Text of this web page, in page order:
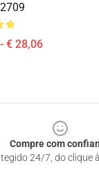
€ 28,06
Compre com
24/7, do clique